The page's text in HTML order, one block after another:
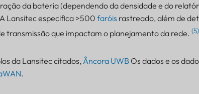
da bateria (dependendo da densidade e do
Lansitec especifica >500 faróis rastreado, além de
transmissão que impactam o planejamento da rede. (5)
da Lansitec citados,Âncora UWB Os dados e os
.